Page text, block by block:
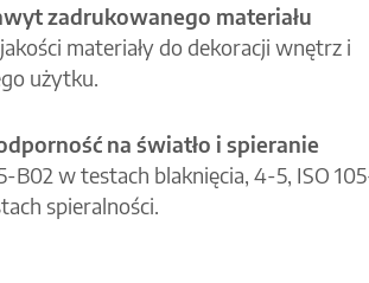
zadrukowanego materiału
materiały do dekoracji wnętrz i
użytku.
na światło i spieranie
B02 w testach blaknięcia, 4-5, ISO
spieralności.